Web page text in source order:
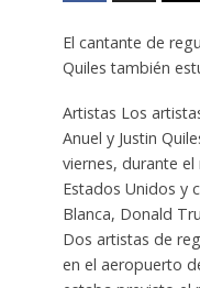
El cantante de
Quiles también
Artistas Los
Anuel y Justin
viernes, durante
Estados Unidos y
Blanca, Donald
Dos artistas de
en el aeropuerto